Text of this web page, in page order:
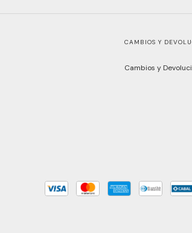
CAMBIOS Y
Cambios y